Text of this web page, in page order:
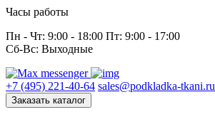
Часы работы
Пн - Чт: 9:00 - 18:00 Пт: 9:00 - 17:00
Сб-Вс: Выходные
+7 (495) 221-40-64 sales@podkladka-tkani.ru
Заказать каталог